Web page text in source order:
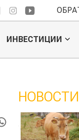
ИНВЕСТИЦИИ
НОВОСТИ